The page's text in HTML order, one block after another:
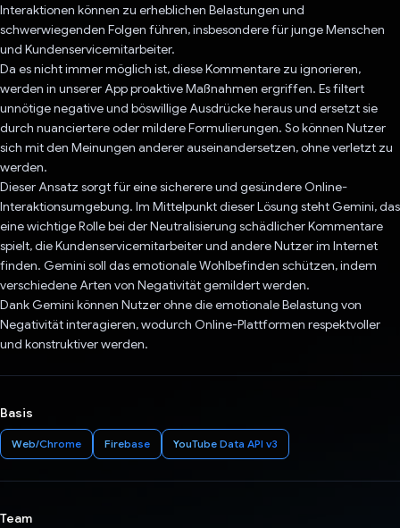
Interaktionen können zu erheblichen Belastungen und
schwerwiegenden Folgen führen, insbesondere für junge Menschen
und Kundenservicemitarbeiter.
Da es nicht immer möglich ist, diese Kommentare zu ignorieren,
werden in unserer App proaktive Maßnahmen ergriffen. Es filtert
unnötige negative und böswillige Ausdrücke heraus und ersetzt sie
durch nuanciertere oder mildere Formulierungen. So können Nutzer
sich mit den Meinungen anderer auseinandersetzen, ohne verletzt zu
werden.
Dieser Ansatz sorgt für eine sicherere und gesündere Online-
Interaktionsumgebung. Im Mittelpunkt dieser Lösung steht Gemini, das
eine wichtige Rolle bei der Neutralisierung schädlicher Kommentare
spielt, die Kundenservicemitarbeiter und andere Nutzer im Internet
finden. Gemini soll das emotionale Wohlbefinden schützen, indem
verschiedene Arten von Negativität gemildert werden.
Dank Gemini können Nutzer ohne die emotionale Belastung von
Negativität interagieren, wodurch Online-Plattformen respektvoller
und konstruktiver werden.
Basis
Web/Chrome Firebase YouTube Data API v3
Team